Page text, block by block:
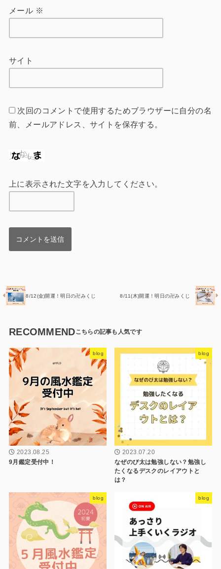
メール ※
サイト
次回のコメントで使用するためブラウザーに自分の名
前、メールアドレス、サイトを保存する。
上に表示された文字を入力してください。
8/12(金)開運！明日の卍みくじ 8/11(木)開運！明日の卍みくじ
RECOMMEND
blog
2023.08.25
9月鑑定受付中！
blog
2023.07.20
なぜのび太は勉強しない？勉強し
たくなるデスクのレイアウトと
は？
blog blog